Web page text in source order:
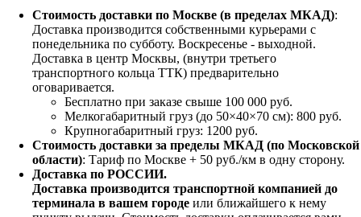
Стоимость доставки по Москве (в пределах МКАД):
Доставка производится собственными курьерами с
понедельника по субботу. Воскресенье - выходной.
Доставка в центр Москвы, (внутри третьего
транспортного кольца ТТК) предварительно
оговаривается.
Бесплатно при заказе свыше 100 000 руб.
Мелкогабаритный груз (до 50×40×70 см): 800 руб.
Крупногабаритный груз: 1200 руб.
Стоимость доставки за пределы МКАД (по Московской
области): Тариф по Москве + 50 руб./км в одну сторону.
Доставка по РОССИИ.
Доставка производится транспортной компанией до
терминала в вашем городе или ближайшего к нему